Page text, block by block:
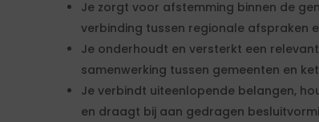
Je zorgt voor afstemming binnen de
verbinding tussen regionale afspraken
Je onderhoudt en versterkt een
samenwerking tussen gemeenten en
Je verbindt uiteenlopende belangen,
en draagt bij aan gedragen